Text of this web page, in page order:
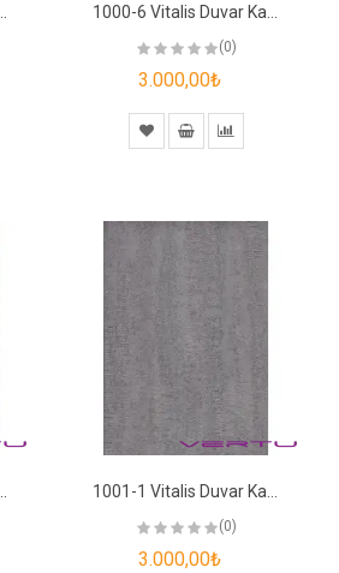
(0)
3.000,00₺
(0)
3.000,00₺